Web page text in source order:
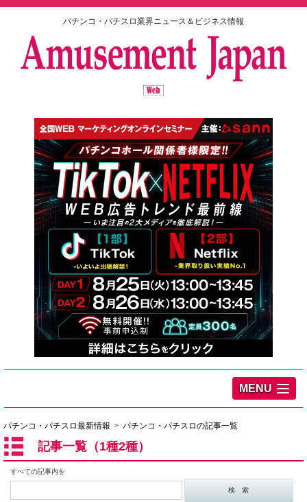
パチンコ・パチスロ業界ニュース＆ビジネス情報
MENU
パチンコ・パチスロ最新情報 パチンコ・パチスロの記事一覧
記事一覧（1種2種）
すべての記事内を